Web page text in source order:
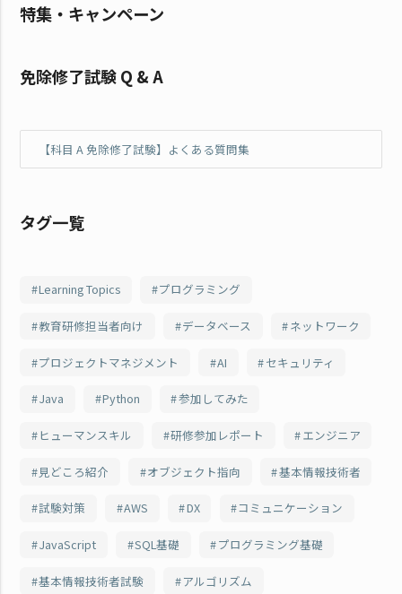
特集・キャンペーン
免除修了試験 Q & A
【科目 A 免除修了試験】よくある質問集
タグ一覧
Learning Topics プログラミング
教育研修担当者向け データベース ネットワーク
プロジェクトマネジメント AI セキュリティ
Java Python 参加してみた
ヒューマンスキル 研修参加レポート エンジニア
見どころ紹介 オブジェクト指向 基本情報技術者
試験対策 AWS DX コミュニケーション
JavaScript SQL基礎 プログラミング基礎
基本情報技術者試験 アルゴリズム